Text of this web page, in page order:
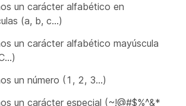
un carácter alfabético en
(a, b, c…)
un carácter alfabético mayúscula
un número (1, 2, 3…)
un carácter especial (~!@#$%^&*